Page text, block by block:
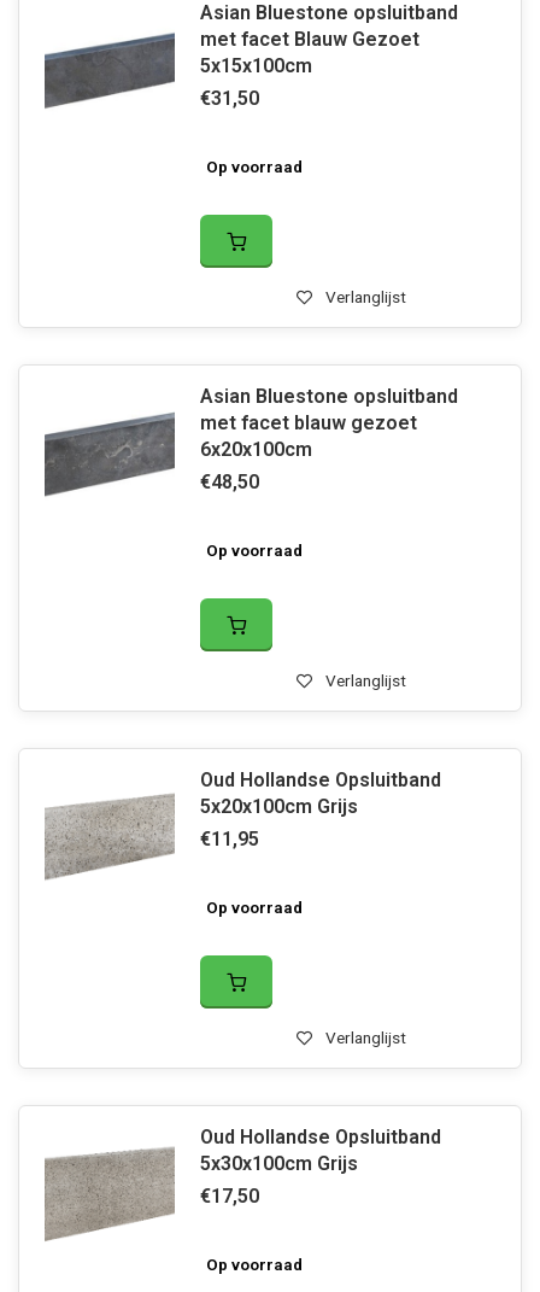
Asian Bluestone opsluitband
met facet Blauw Gezoet
5x15x100cm
€31,50
Op voorraad
Verlanglijst
Asian Bluestone opsluitband
met facet blauw gezoet
6x20x100cm
€48,50
Op voorraad
Verlanglijst
Oud Hollandse Opsluitband
5x20x100cm Grijs
€11,95
Op voorraad
Verlanglijst
Oud Hollandse Opsluitband
5x30x100cm Grijs
€17,50
Op voorraad